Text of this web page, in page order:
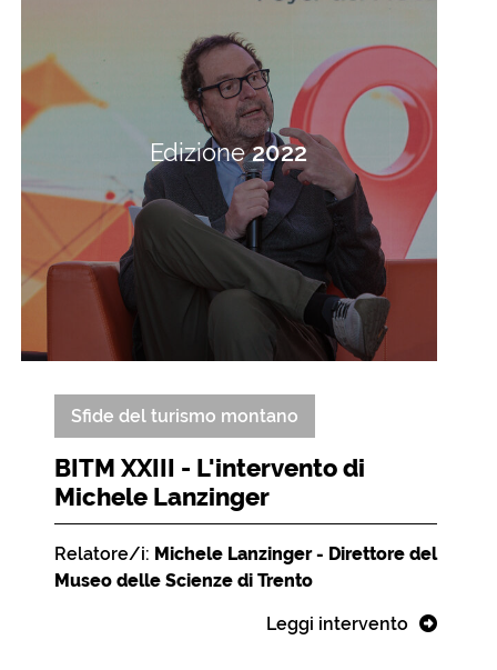
Edizione2022
Sfide del turismo montano
BITM XXIII - L'intervento di
Michele Lanzinger
Relatore/i: Michele Lanzinger - Direttore del
Museo delle Scienze di Trento
Leggi intervento